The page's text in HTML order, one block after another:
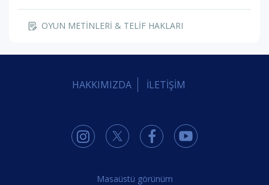
OYUN METİNLERİ & TELİF HAKLARI
HAKKIMIZDA İLETİŞİM
Masaüstü görünüm